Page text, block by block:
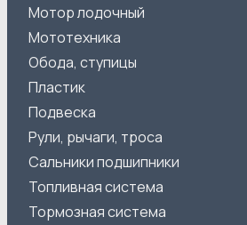
Мотор лодочный
Мототехника
Обода, ступицы
Пластик
Подвеска
Рули, рычаги, троса
Сальники подшипники
Топливная система
Тормозная система